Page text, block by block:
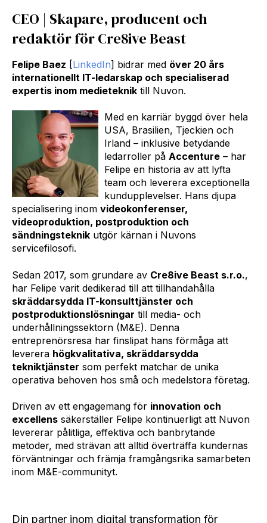
CEO | Skapare, producent och
redaktör för Cre8ive Beast
Felipe Baez [LinkedIn] bidrar med över 20 års
internationellt IT-ledarskap och specialiserad
expertis inom medieteknik till Nuvon.
Med en karriär byggd över hela
USA, Brasilien, Tjeckien och
Irland – inklusive betydande
ledarroller på Accenture – har
Felipe en historia av att lyfta
team och leverera exceptionella
kundupplevelser. Hans djupa
specialisering inom videokonferenser,
videoproduktion, postproduktion och
sändningsteknik utgör kärnan i Nuvons
servicefilosofi.
Sedan 2017, som grundare av Cre8ive Beast s.r.o.,
har Felipe varit dedikerad till att tillhandahålla
skräddarsydda IT-konsulttjänster och
postproduktionslösningar till media- och
underhållningssektorn (M&E). Denna
entreprenörsresa har finslipat hans förmåga att
leverera högkvalitativa, skräddarsydda
tekniktjänster som perfekt matchar de unika
operativa behoven hos små och medelstora företag.
Driven av ett engagemang för innovation och
excellens säkerställer Felipe kontinuerligt att Nuvon
levererar pålitliga, effektiva och banbrytande
metoder, med strävan att alltid överträffa kundernas
förväntningar och främja framgångsrika samarbeten
inom M&E-communityt.
Din partner inom digital transformation för